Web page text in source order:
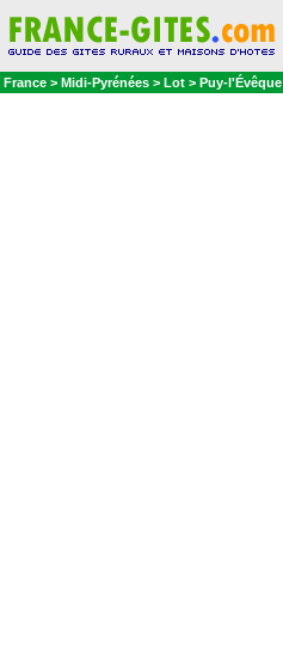
France > Midi-Pyrénées > Lot > Puy-l'Évêque